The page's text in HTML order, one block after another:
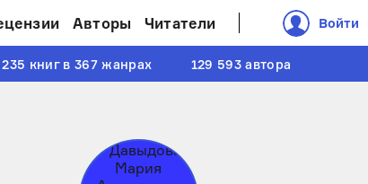
Авторы Читатели Войти
книг в 367 жанрах 129 593 автора